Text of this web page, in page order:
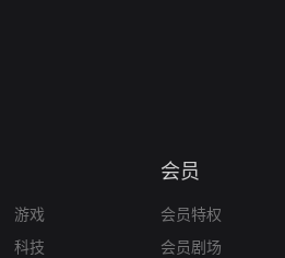
游戏
科技
会员
会员特权
会员剧场